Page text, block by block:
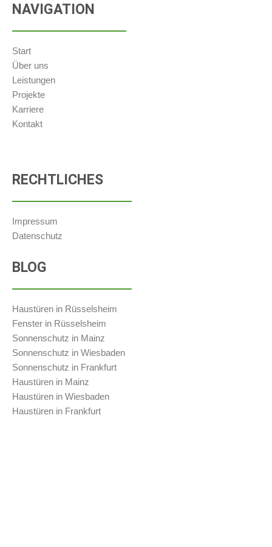
NAVIGATION
Start
Über uns
Leistungen
Projekte
Karriere
Kontakt
RECHTLICHES
Impressum
Datenschutz
BLOG
Haustüren in Rüsselsheim
Fenster in Rüsselsheim
Sonnenschutz in Mainz
Sonnenschutz in Wiesbaden
Sonnenschutz in Frankfurt
Haustüren in Mainz
Haustüren in Wiesbaden
Haustüren in Frankfurt